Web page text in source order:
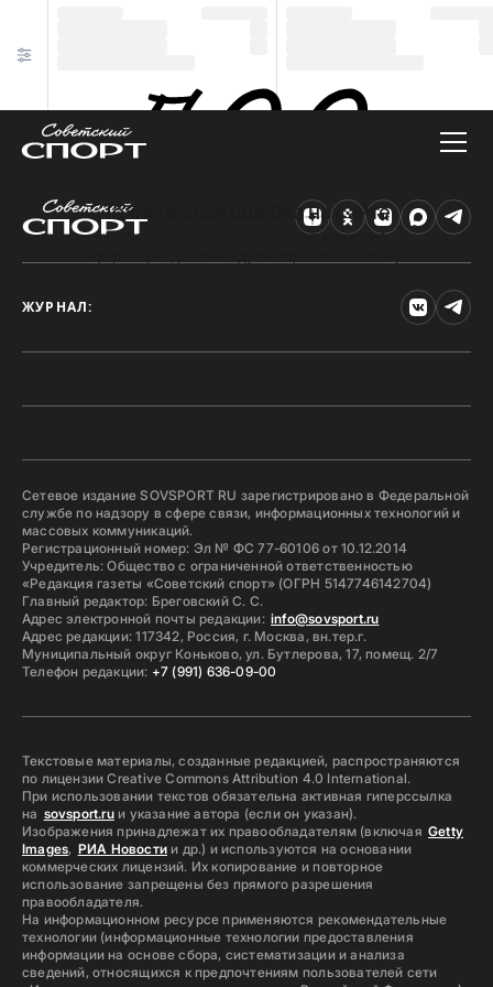
Техническая ошибка на сайте
Произошла ошибка. Чтобы найти нужную
ЖУРНАЛ:
Сетевое издание SOVSPORT RU зарегистрировано в Федеральной
службе по надзору в сфере связи, информационных технологий и
массовых коммуникаций.
Регистрационный номер: Эл № ФС 77-60106 от 10.12.2014
Учредитель: Общество с ограниченной ответственностью
«Редакция газеты «Советский спорт» (ОГРН 5147746142704)
Главный редактор: Бреговский С. С.
Адрес электронной почты редакции: info@sovsport.ru
Адрес редакции: 117342, Россия, г. Москва, вн.тер.г.
Муниципальный округ Коньково, ул. Бутлерова, 17, помещ. 2/7
Телефон редакции: +7 (991) 636-09-00
Текстовые материалы, созданные редакцией, распространяются
по лицензии Creative Commons Attribution 4.0 International.
При использовании текстов обязательна активная гиперссылка
на sovsport.ruи указание автора (если он указан).
Изображения принадлежат их правообладателям (включая Getty
Images, РИА Новостии др.) и используются на основании
коммерческих лицензий. Их копирование и повторное
использование запрещены без прямого разрешения
правообладателя.
На информационном ресурсе применяются рекомендательные
технологии (информационные технологии предоставления
информации на основе сбора, систематизации и анализа
сведений, относящихся к предпочтениям пользователей сети